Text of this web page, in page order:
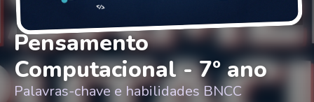
Pensamento
Computacional - 7º ano
Palavras-chave e habilidades BNCC